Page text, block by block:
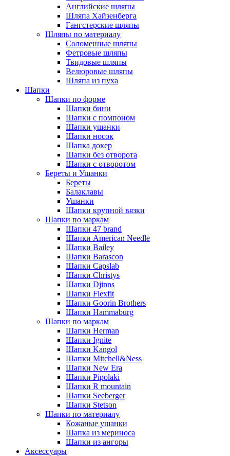
Английские шляпы
Шляпа Хайзенберга
Гангстерские шляпы
Шляпы по материалу
Соломенные шляпы
Фетровые шляпы
Твидовые шляпы
Велюровые шляпы
Шляпа из пуха
Шапки
Шапки по форме
Шапки бини
Шапки с помпоном
Шапки ушанки
Шапки носок
Шапка докер
Шапки без отворота
Шапки с отворотом
Береты и Ушанки
Береты
Балаклавы
Ушанки
Шапки крупной вязки
Шапки по маркам
Шапки 47 brand
Шапки American Needle
Шапки Bailey
Шапки Barascon
Шапки Capslab
Шапки Christys
Шапки Djinns
Шапки Flexfit
Шапки Goorin Brothers
Шапки Hammaburg
Шапки по маркам
Шапки Herman
Шапки Ignite
Шапки Kangol
Шапки Mitchell&Ness
Шапки New Era
Шапки Pipolaki
Шапки R mountain
Шапки Seeberger
Шапки Stetson
Шапки по материалу
Кожаные ушанки
Шапка из мериноса
Шапки из ангоры
Аксессуары